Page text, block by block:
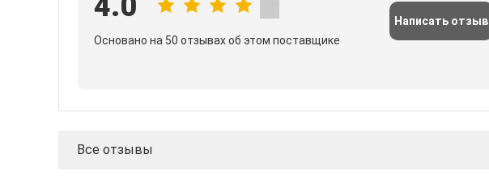
Основано на 50 отзывах об этом поставщике
Написать отзыв
Все отзывы